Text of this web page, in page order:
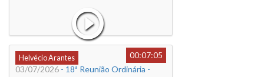
Helvécio Arantes
00:07:05
03/07/2026 - 18ª Reunião Ordinária -